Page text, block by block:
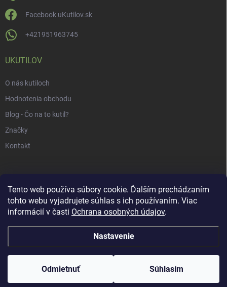
Tento web používa súbory cookie. Ďalším prechádzaním
tohto webu vyjadrujete súhlas s ich používaním. Viac
informácií v časti Ochrana osobných údajov.
Nastavenie
Odmietnuť Súhlasím
Facebook uKutilov.sk
+421951963745
UKUTILOV
O nás kutiloch
Hodnotenia obchodu
Blog - Čo na to kutil?
Značky
Kontakt
Vytvoril Shoptet
Copyright 2026 . Všetky práva vyhradené.